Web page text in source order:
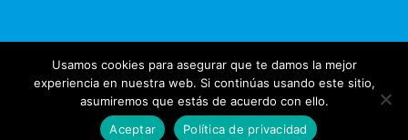
Olipack © All rights reserved
Elaborado por Olipack
Usamos cookies para asegurar que te damos la mejor
experiencia en nuestra web. Si continúas usando este sitio,
asumiremos que estás de acuerdo con ello.
Aceptar
Política de privacidad
¿Tienes alguna duda?